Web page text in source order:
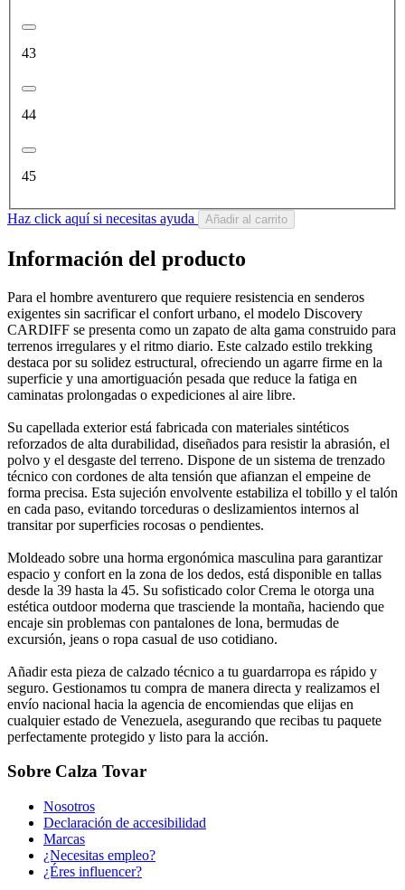
43
44
45
Haz click aquí si necesitas ayuda Añadir al carrito
Información del producto
Para el hombre aventurero que requiere resistencia en senderos
exigentes sin sacrificar el confort urbano, el modelo Discovery
CARDIFF se presenta como un zapato de alta gama construido para
terrenos irregulares y el ritmo diario. Este calzado estilo trekking
destaca por su solidez estructural, ofreciendo un agarre firme en la
superficie y una amortiguación pesada que reduce la fatiga en
caminatas prolongadas o expediciones al aire libre.
Su capellada exterior está fabricada con materiales sintéticos
reforzados de alta durabilidad, diseñados para resistir la abrasión, el
polvo y el desgaste del terreno. Dispone de un sistema de trenzado
técnico con cordones de alta tensión que afianzan el empeine de
forma precisa. Esta sujeción envolvente estabiliza el tobillo y el talón
en cada paso, evitando torceduras o deslizamientos internos al
transitar por superficies rocosas o pendientes.
Moldeado sobre una horma ergonómica masculina para garantizar
espacio y confort en la zona de los dedos, está disponible en tallas
desde la 39 hasta la 45. Su sofisticado color Crema le otorga una
estética outdoor moderna que trasciende la montaña, haciendo que
encaje sin problemas con pantalones de lona, bermudas de
excursión, jeans o ropa casual de uso cotidiano.
Añadir esta pieza de calzado técnico a tu guardarropa es rápido y
seguro. Gestionamos tu compra de manera directa y realizamos el
envío nacional hacia la agencia de encomiendas que elijas en
cualquier estado de Venezuela, asegurando que recibas tu paquete
perfectamente protegido y listo para la acción.
Sobre Calza Tovar
Nosotros
Declaración de accesibilidad
Marcas
¿Necesitas empleo?
¿Éres influencer?